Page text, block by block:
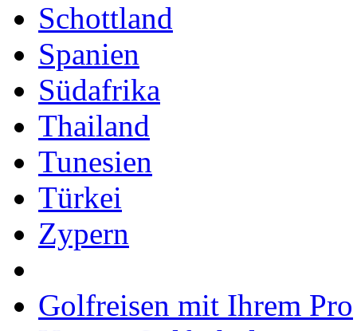
Schottland
Spanien
Südafrika
Thailand
Tunesien
Türkei
Zypern
Golfreisen mit Ihrem Pro